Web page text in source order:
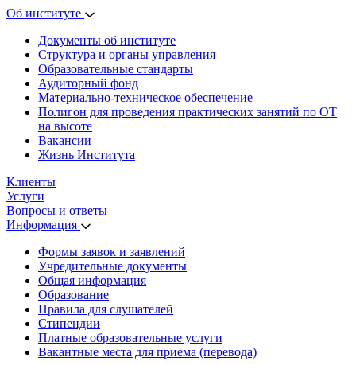
Об институте
Документы об институте
Структура и органы управления
Образовательные стандарты
Аудиторный фонд
Материально-техническое обеспечение
Полигон для проведения практических занятий по ОТ
на высоте
Вакансии
Жизнь Института
Клиенты
Услуги
Вопросы и ответы
Информация
Формы заявок и заявлений
Учредительные документы
Общая информация
Образование
Правила для слушателей
Стипендии
Платные образовательные услуги
Вакантные места для приема (перевода)